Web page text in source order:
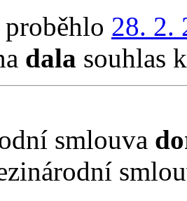
28. 2.
dala souhlas
smlouva